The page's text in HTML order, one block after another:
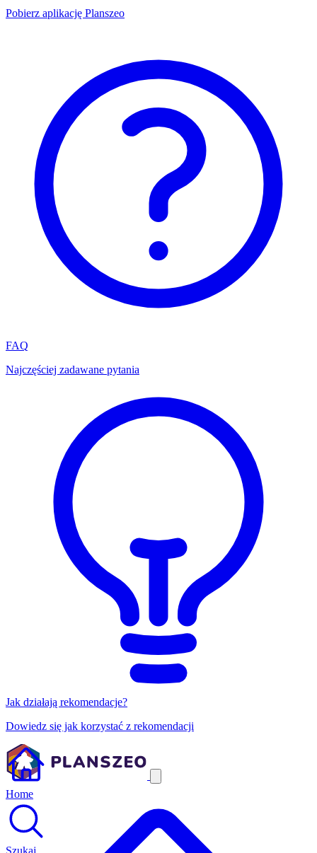
Pobierz aplikację Planszeo
FAQ
Najczęściej zadawane pytania
Jak działają rekomendacje?
Dowiedz się jak korzystać z rekomendacji
Home
Szukaj